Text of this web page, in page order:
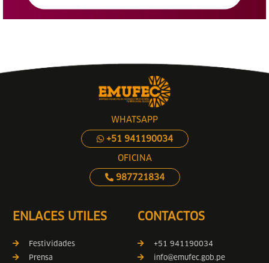
WHATSAPP
+51 941190034
OFICINA
987721834
ENLACES UTILES
Festividades
Prensa
CONTACTOS
+51 941190034
info@emufec.gob.pe